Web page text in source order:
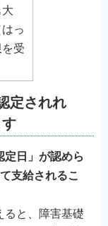
っ
受
定されれ
日」が認めら
支給されるこ
と、障害基礎